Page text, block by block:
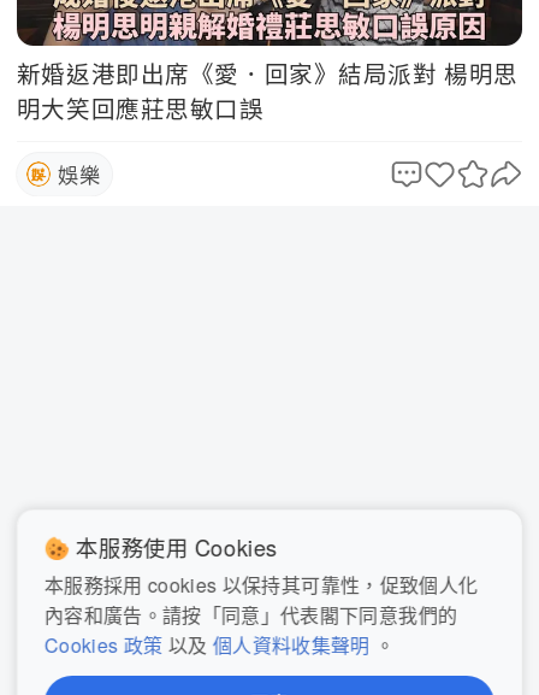
新婚返港即出席《愛．回家》結局派對 楊明思
明大笑回應莊思敏口誤
娛樂
本服務使用 Cookies
本服務採用 cookies 以保持其可靠性，促致個人化
內容和廣告。請按「同意」代表閣下同意我們的
Cookies 政策 以及 個人資料收集聲明 。